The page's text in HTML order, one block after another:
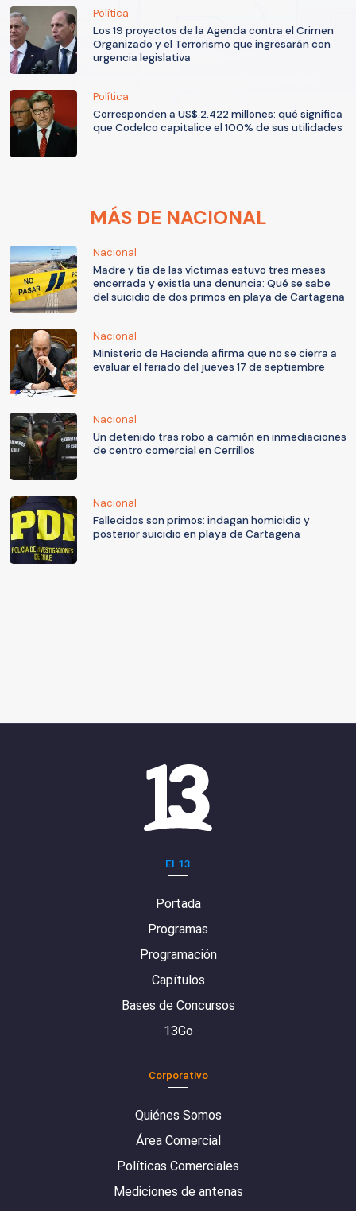
Política
Los 19 proyectos de la Agenda contra el Crimen
Organizado y el Terrorismo que ingresarán con
urgencia legislativa
Política
Corresponden a US$.2.422 millones: qué significa
que Codelco capitalice el 100% de sus utilidades
MÁS DE NACIONAL
Nacional
Madre y tía de las víctimas estuvo tres meses
encerrada y existía una denuncia: Qué se sabe
del suicidio de dos primos en playa de Cartagena
Nacional
Ministerio de Hacienda afirma que no se cierra a
evaluar el feriado del jueves 17 de septiembre
Nacional
Un detenido tras robo a camión en inmediaciones
de centro comercial en Cerrillos
Nacional
Fallecidos son primos: indagan homicidio y
posterior suicidio en playa de Cartagena
El 13
Portada
Programas
Programación
Capítulos
Bases de Concursos
13Go
Corporativo
Quiénes Somos
Área Comercial
Políticas Comerciales
Mediciones de antenas